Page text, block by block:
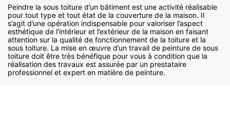
Peindre la sous toiture d’un bâtiment est une activité réalisable
pour tout type et tout état de la couverture de la maison. Il
s’agit d’une opération indispensable pour valoriser l’aspect
esthétique de l’intérieur et l’extérieur de la maison en faisant
attention sur la qualité de fonctionnement de la toiture et la
sous toiture. La mise en œuvre d’un travail de peinture de sous
toiture doit être très bénéfique pour vous à condition que la
réalisation des travaux est assurée par un prestataire
professionnel et expert en matière de peinture.